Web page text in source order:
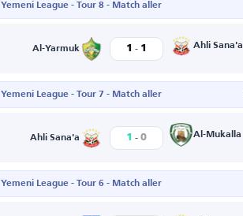
Yemeni League - Tour 8 - Match aller
Al-Yarmuk 1 - 1 Ahli Sana'a
Yemeni League - Tour 7 - Match aller
Ahli Sana'a 1 - 0 Al-Mukalla
Yemeni League - Tour 6 - Match aller